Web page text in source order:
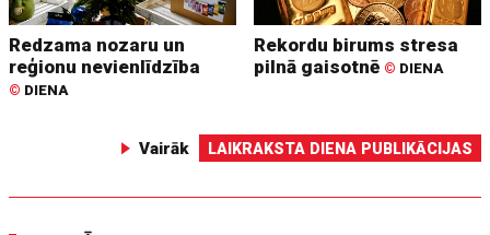
Redzama nozaru un
reģionu nevienlīdzība
© DIENA
Rekordu birums stresa
pilnā gaisotnē © DIENA
Vairāk LAIKRAKSTA DIENA PUBLIKĀCIJAS